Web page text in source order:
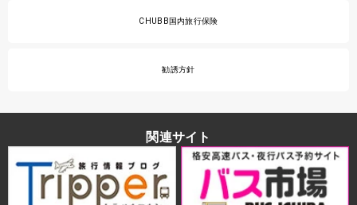
CHUBB国内旅行保険
勧誘方針
関連サイト